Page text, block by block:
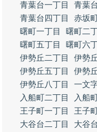
青葉台一丁目 青葉
青葉台四丁目
赤坂
曙町一丁目
曙町二
曙町五丁目
曙町六
伊勢丘二丁目
伊勢
伊勢丘五丁目
伊勢
伊勢丘八丁目
一文
入船町二丁目
入船
王子町一丁目
王子
大谷台二丁目
大谷